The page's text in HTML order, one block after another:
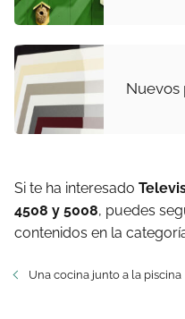
Nuevos
Si te ha interesado
4508 y 5008, puedes
contenidos en la
Una cocina junto a la piscina